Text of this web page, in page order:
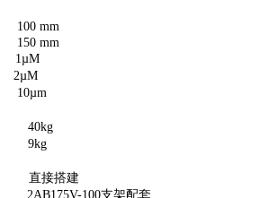
100 mm
150 mm
接搭建
100支架配套